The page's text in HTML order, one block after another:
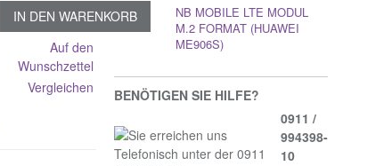
IN DEN WARENKORB
Auf den
Wunschzettel
Vergleichen
NB MOBILE LTE MODUL
M.2 FORMAT (HUAWEI
ME906S)
BENÖTIGEN SIE HILFE?
0911 /
994398-
10